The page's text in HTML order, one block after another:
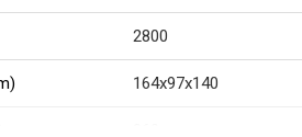
2800
164x97x140